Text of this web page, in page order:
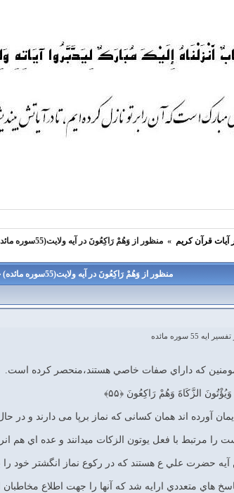
آيات قرآن كريم » منظور از وَهُمْ رَاكِعُونَ در آيه ولايت(55سوره مائده) چيست؟
منظور از وَهُمْ رَاكِعُونَ در آيه ولايت(55سوره مائده) چيست؟ -
سوره مائده
الزَّكَاةَ وَهُمْ رَاكِعُونَ ﴿۵۵﴾
آورده‏ اند همان كسانى كه نماز برپا مى ‏دارند و در
مرتبط با فعل يوتون الزكات ميدانند و عده اي هم
حضرت علي ع هستند كه در ركوع نماز انگشتر خود را
هاي متعددي ارايه شد كه آنها را جهت اطلاع مخاطبان